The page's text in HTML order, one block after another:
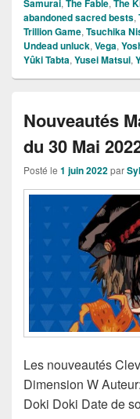
Samurai, The Fable, The
abandoned sacred bests,
Trillion Game, Tsuchika
Undead unluck, Vega,
Yûki Tabta, Yusei Matsui,
Nouveautés
du 30 Mai
Posté le 1 juin 2022par
Les nouveautés
Dimension W
Doki Doki Date de